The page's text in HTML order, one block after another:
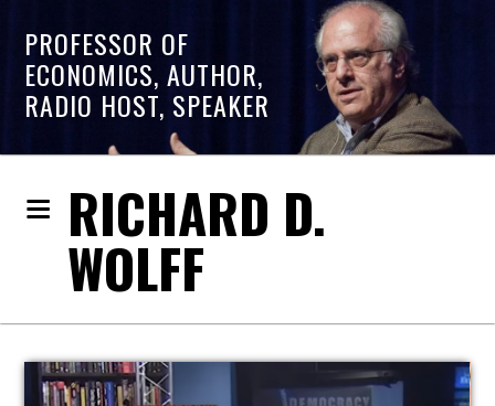
PROFESSOR OF
ECONOMICS, AUTHOR,
RADIO HOST, SPEAKER
RICHARD D.
WOLFF